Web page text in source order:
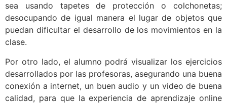
sea usando tapetes de protección o colchonetas;
desocupando de igual manera el lugar de objetos que
puedan dificultar el desarrollo de los movimientos en la
clase.
Por otro lado, el alumno podrá visualizar los ejercicios
desarrollados por las profesoras, asegurando una buena
conexión a internet, un buen audio y un video de buena
calidad, para que la experiencia de aprendizaje online